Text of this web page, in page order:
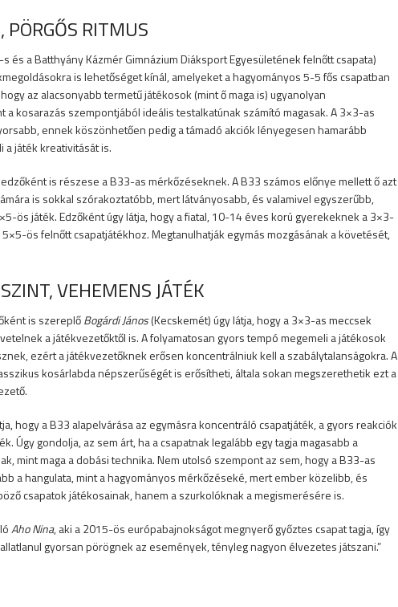
PÖRGŐS RITMUS
és a Batthyány Kázmér Gimnázium Diáksport Egyesületének felnőtt csapata)
is lehetőséget kínál, amelyeket a hagyományos 5-5 fős csapatban
az alacsonyabb termetű játékosok (mint ő maga is) ugyanolyan
kosarazás szempontjából ideális testalkatúnak számító magasak. A 3×3-as
ennek köszönhetően pedig a támadó akciók lényegesen hamarább
játék kreativitását is.
is részese a B33-as mérkőzéseknek. A B33 számos előnye mellett ő azt
is sokkal szórakoztatóbb, mert látványosabb, és valamivel egyszerűbb,
ös játék. Edzőként úgy látja, hogy a fiatal, 10-14 éves korú gyerekeknek a 3×3-
ös felnőtt csapatjátékhoz. Megtanulhatják egymás mozgásának a követését,
VEHEMENS JÁTÉK
is szereplőBogárdi János(Kecskemét) úgy látja, hogy a 3×3-as meccsek
a játékvezetőktől is. A folyamatosan gyors tempó megemeli a játékosok
ezért a játékvezetőknek erősen koncentrálniuk kell a szabálytalanságokra. A
kosárlabda népszerűségét is erősítheti, általa sokan megszerethetik ezt a
hogy a B33 alapelvárása az egymásra koncentráló csapatjáték, a gyors reakciók
Úgy gondolja, az sem árt, ha a csapatnak legalább egy tagja magasabb a
mint maga a dobási technika. Nem utolsó szempont az sem, hogy a B33-as
a hangulata, mint a hagyományos mérkőzéseké, mert ember közelibb, és
csapatok játékosainak, hanem a szurkolóknak a megismerésére is.
Aho Nina, aki a 2015-ös európabajnokságot megnyerő győztes csapat tagja, így
gyorsan pörögnek az események, tényleg nagyon élvezetes játszani.”